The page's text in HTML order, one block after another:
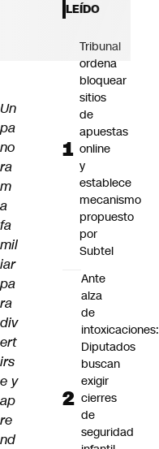
Un
pa
no
ra
m
a
fa
mil
iar
pa
ra
div
ert
irs
e y
ap
re
nd
LEÍDO
Tribunal
ordena
bloquear
sitios
de
apuestas
online
y
establece
mecanismo
propuesto
por
Subtel
Ante
alza
de
intoxicaciones:
Diputados
buscan
exigir
cierres
de
seguridad